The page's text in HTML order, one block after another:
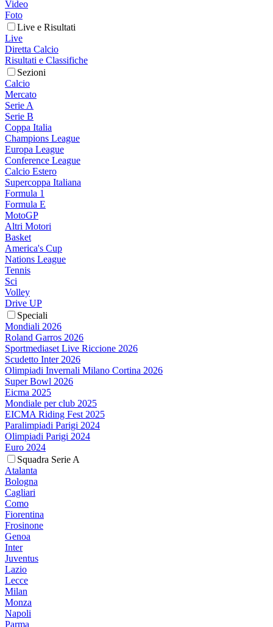
Video
Foto
Live e Risultati
Live
Diretta Calcio
Risultati e Classifiche
Sezioni
Calcio
Mercato
Serie A
Serie B
Coppa Italia
Champions League
Europa League
Conference League
Calcio Estero
Supercoppa Italiana
Formula 1
Formula E
MotoGP
Altri Motori
Basket
America's Cup
Nations League
Tennis
Sci
Volley
Drive UP
Speciali
Mondiali 2026
Roland Garros 2026
Sportmediaset Live Riccione 2026
Scudetto Inter 2026
Olimpiadi Invernali Milano Cortina 2026
Super Bowl 2026
Eicma 2025
Mondiale per club 2025
EICMA Riding Fest 2025
Paralimpiadi Parigi 2024
Olimpiadi Parigi 2024
Euro 2024
Squadra Serie A
Atalanta
Bologna
Cagliari
Como
Fiorentina
Frosinone
Genoa
Inter
Juventus
Lazio
Lecce
Milan
Monza
Napoli
Parma